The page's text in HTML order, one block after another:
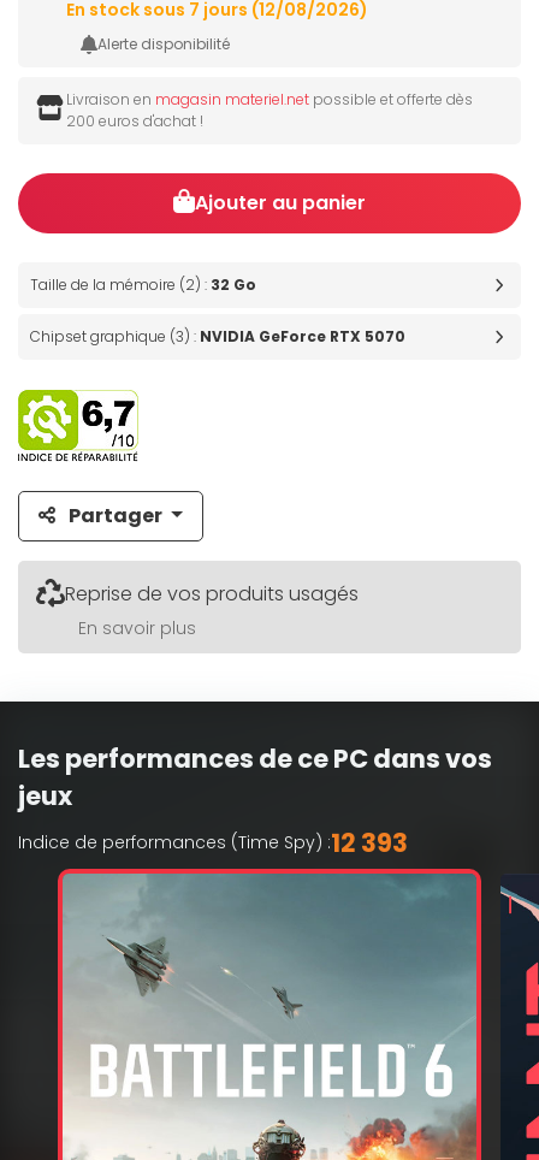
En stock sous 7 jours (12/08/2026)
Alerte disponibilité
Livraison en magasin materiel.net possible et offerte dès
200 euros d'achat !
Ajouter au panier
Taille de la mémoire (2) : 32 Go
Chipset graphique (3) : NVIDIA GeForce RTX 5070
Partager
Reprise de vos produits usagés
En savoir plus
Les performances de ce PC dans vos
jeux
Indice de performances (Time Spy) :12 393